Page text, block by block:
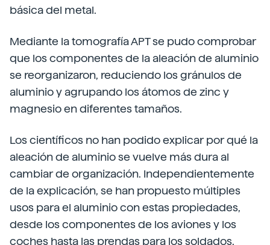
básica del metal.
Mediante la tomografía APT se pudo comprobar
que los componentes de la aleación de aluminio
se reorganizaron, reduciendo los gránulos de
aluminio y agrupando los átomos de zinc y
magnesio en diferentes tamaños.
Los científicos no han podido explicar por qué la
aleación de aluminio se vuelve más dura al
cambiar de organización. Independientemente
de la explicación, se han propuesto múltiples
usos para el aluminio con estas propiedades,
desde los componentes de los aviones y los
coches hasta las prendas para los soldados.